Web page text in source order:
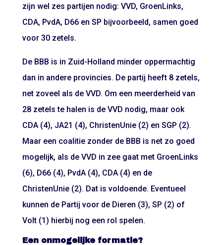
zijn wel zes partijen nodig: VVD, GroenLinks,
CDA, PvdA, D66 en SP bijvoorbeeld, samen goed
voor 30 zetels.
De BBB is in Zuid-Holland minder oppermachtig
dan in andere provincies. De partij heeft 8 zetels,
net zoveel als de VVD. Om een meerderheid van
28 zetels te halen is de VVD nodig, maar ook
CDA (4), JA21 (4), ChristenUnie (2) en SGP (2).
Maar een coalitie zonder de BBB is net zo goed
mogelijk, als de VVD in zee gaat met GroenLinks
(6), D66 (4), PvdA (4), CDA (4) en de
ChristenUnie (2). Dat is voldoende. Eventueel
kunnen de Partij voor de Dieren (3), SP (2) of
Volt (1) hierbij nog een rol spelen.
Een onmogelijke formatie?